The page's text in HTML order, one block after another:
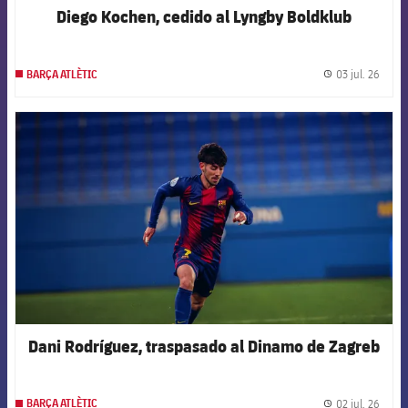
Diego Kochen, cedido al Lyngby Boldklub
BARÇA ATLÈTIC 03 jul. 26
FCB Barcelona badge
Dani Rodríguez, traspasado al Dinamo de Zagreb
BARÇA ATLÈTIC 02 jul. 26